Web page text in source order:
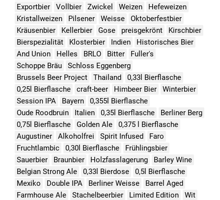
Exportbier
Vollbier Zwickel Weizen
Hefeweizen
Kristallweizen
Pilsener Weisse
Oktoberfestbier
Kräusenbier
Kellerbier Gose preisgekrönt
Kirschbier
Bierspezialität
Klosterbier Indien
Historisches Bier
And Union
Helles BRLO Bitter
Fuller's
Schoppe Bräu
Schloss Eggenberg
Brussels Beer Project
Thailand
0,33l Bierflasche
0,25l Bierflasche
craft-beer Himbeer Bier
Winterbier
Session IPA
Bayern
0,355l Bierflasche
Oude Roodbruin
Italien 0,35l Bierflasche
Berliner Berg
0,75l Bierflasche
Golden Ale
0,375 l Bierflasche
Augustiner
Alkoholfrei Spirit Infused
Faro
Fruchtlambic
0,30l Bierflasche
Frühlingsbier
Sauerbier
Braunbier Holzfasslagerung
Barley Wine
Belgian Strong Ale
0,33l Bierdose
0,5l Bierflasche
Mexiko
Double IPA Berliner Weisse
Barrel Aged
Farmhouse Ale
Stachelbeerbier Limited Edition
Wit